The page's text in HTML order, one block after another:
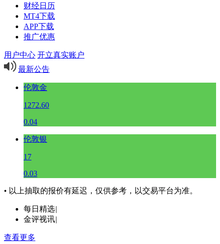
财经日历
MT4下载
APP下载
推广优惠
用户中心 开立真实账户
最新公告
伦敦金
1272.60
0.04
伦敦银
17
0.03
• 以上抽取的报价有延迟，仅供参考，以交易平台为准。
每日精选|
金评视讯|
查看更多